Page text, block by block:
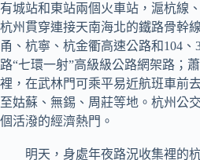
有城站和東站兩個火車站，滬杭線
杭州貫穿連接天南海北的鐵路骨幹
甬、杭寧、杭金衢高速公路和104
路“七環一射”高級級公路網架路；
裡，在武林門可乘平易近航班車前
至姑蘇、無錫、周莊等地。杭州公
個活潑的經濟熱門。
明天，身處年夜路況收集裡的杭